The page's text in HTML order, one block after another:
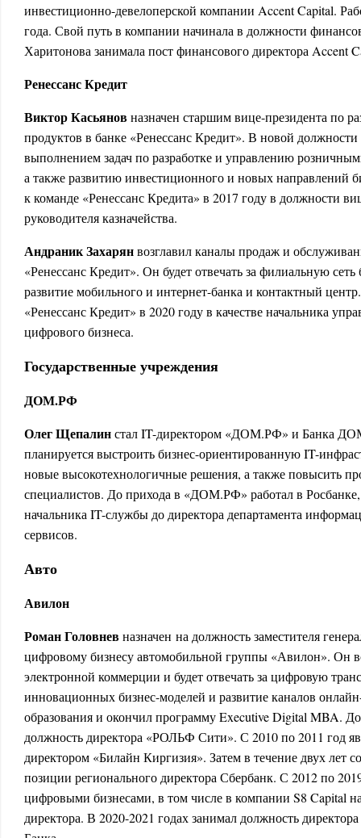
инвестиционно-девелоперской компании Accent Capital.
года. Свой путь в компании начинала в должности
Харитонова занимала пост финансового директора Accent
Ренессанс Кредит
Виктор Касьяновназначен старшим вице-президента по
продуктов в банке «Ренессанс Кредит». В новой должности
выполнением задач по разработке и управлению
а также развитию инвестиционного и новых направлений
к команде «Ренессанс Кредита» в 2017 году в должности
руководителя казначейства.
Андраник Захарянвозглавил каналы продаж и
«Ренессанс Кредит». Он будет отвечать за филиальную
развитие мобильного и интернет-банка и контактный
«Ренессанс Кредит» в 2020 году в качестве начальника
цифрового бизнеса.
Государственные учреждения
ДОМ.РФ
Олег Щепалинстал IT-директором «ДОМ.РФ» и Банка
планируется выстроить бизнес-ориентированную IT-
новые высокотехнологичные решения, а также повысить
специалистов. До прихода в «ДОМ.РФ» работал в
начальника IT-службы до директора департамента
сервисов.
Авто
Авилон
Роман Головневназначен на должность заместителя
цифровому бизнесу автомобильной группы «Авилон». Он
электронной коммерции и будет отвечать за цифровую
инновационных бизнес-моделей и развитие каналов
образования и окончил программу Executive Digital MBA.
должность директора «РОЛЬФ Сити». С 2010 по 2011 год
директором «Билайн Киргизия». Затем в течение двух лет
позиции регионального директора Сбербанк. С 2012 по
цифровыми бизнесами, в том числе в компании S8 Capital
директора. В 2020-2021 годах занимал должность